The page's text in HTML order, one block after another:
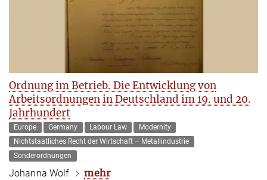
Ordnung im Betrieb. Die Entwicklung von
Arbeitsordnungen in Deutschland im 19. und 20.
Jahrhundert
Europe Germany Labour Law
Modernity
Nichtstaatliches Recht der Wirtschaft – Metallindustrie
Sonderordnungen
Johanna Wolf mehr